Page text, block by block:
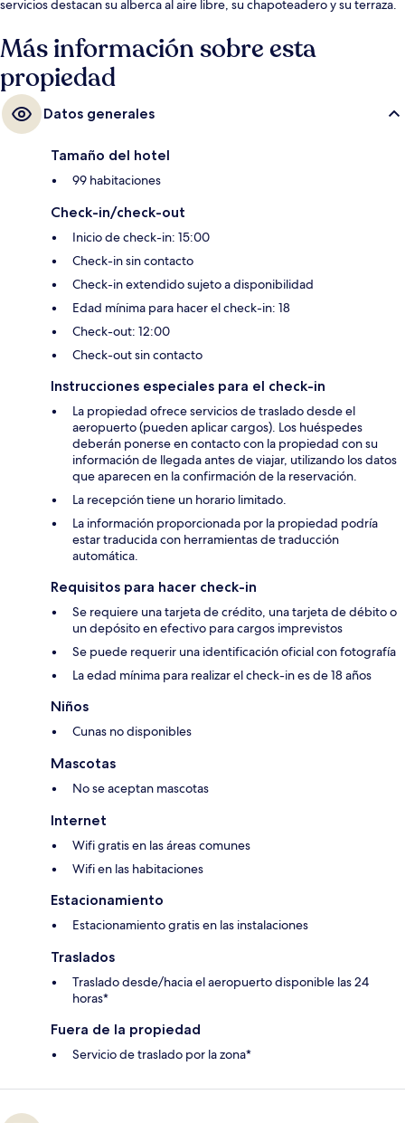
servicios destacan su alberca al aire libre, su chapoteadero y su terraza.
Más información sobre esta
propiedad
Datos generales
Tamaño del hotel
99 habitaciones
Check-in/check-out
Inicio de check-in: 15:00
Check-in sin contacto
Check-in extendido sujeto a disponibilidad
Edad mínima para hacer el check-in: 18
Check-out: 12:00
Check-out sin contacto
Instrucciones especiales para el check-in
La propiedad ofrece servicios de traslado desde el
aeropuerto (pueden aplicar cargos). Los huéspedes
deberán ponerse en contacto con la propiedad con su
información de llegada antes de viajar, utilizando los datos
que aparecen en la confirmación de la reservación.
La recepción tiene un horario limitado.
La información proporcionada por la propiedad podría
estar traducida con herramientas de traducción
automática.
Requisitos para hacer check-in
Se requiere una tarjeta de crédito, una tarjeta de débito o
un depósito en efectivo para cargos imprevistos
Se puede requerir una identificación oficial con fotografía
La edad mínima para realizar el check-in es de 18 años
Niños
Cunas no disponibles
Mascotas
No se aceptan mascotas
Internet
Wifi gratis en las áreas comunes
Wifi en las habitaciones
Estacionamiento
Estacionamiento gratis en las instalaciones
Traslados
Traslado desde/hacia el aeropuerto disponible las 24
horas*
Fuera de la propiedad
Servicio de traslado por la zona*